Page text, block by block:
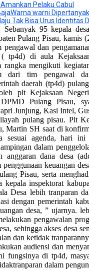
Pelaku Cabul
warni
Tak Bisa Urus Identitas
Sebanyak 95 kepala
Pulang Pisau, kamis
dan
( tp4d) di aula K
rangka mengikuti
dari tim pengawal
daerah (tp4d)
plt KejaksaanN
DPMD PulangPisau,
apri Junjung, Kasi Intel, G
pulang pisau. PltK
Martin SH saat di
sesuai agenda, hari
dalam
anggaran dana desa
penggunaan keuangan
Pisau, serta
kepala inspektorat
Desa lebih tranparan
dengan pemerintah
desa, ” ujarnya.
pengawalan
sehingga akses desa
dan ketidak
audiensi dan
fungsinya di tp4d,
dalam